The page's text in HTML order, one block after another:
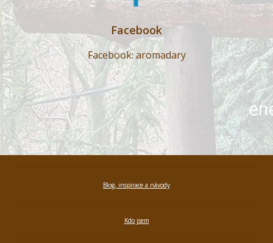
Facebook
Facebook: aromadary
Blog, inspirace a návody
Kdo jsem